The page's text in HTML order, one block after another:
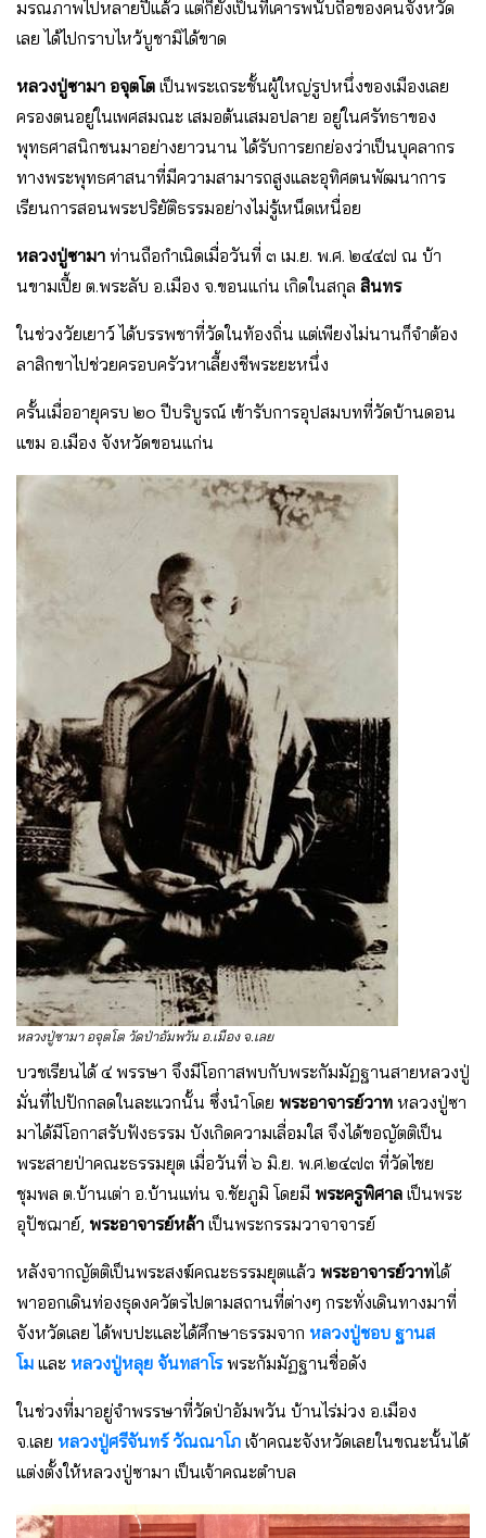
มรณภาพไปหลายปีแล้ว แต่ก็ยังเป็นที่เคารพนับถือของคนจังหวัด
เลย ได้ไปกราบไหว้บูชามิได้ขาด
หลวงปู่ซามา อจุตโต เป็นพระเถระชั้นผู้ใหญ่รูปหนึ่งของเมืองเลย
ครองตนอยู่ในเพศสมณะ เสมอต้นเสมอปลาย อยู่ในศรัทธาของ
พุทธศาสนิกชนมาอย่างยาวนาน ได้รับการยกย่องว่าเป็นบุคลากร
ทางพระพุทธศาสนาที่มีความสามารถสูงและอุทิศตนพัฒนาการ
เรียนการสอนพระปริยัติธรรมอย่างไม่รู้เหน็ดเหนื่อย
หลวงปู่ซามา ท่านถือกำเนิดเมื่อวันที่ ๓ เม.ย. พ.ศ. ๒๔๔๗ ณ บ้า
นขามเปี้ย ต.พระลับ อ.เมือง จ.ขอนแก่น เกิดในสกุล สินทร
ในช่วงวัยเยาว์ ได้บรรพชาที่วัดในท้องถิ่น แต่เพียงไม่นานก็จำต้อง
ลาสิกขาไปช่วยครอบครัวหาเลี้ยงชีพระยะหนึ่ง
ครั้นเมื่ออายุครบ ๒๐ ปีบริบูรณ์ เข้ารับการอุปสมบทที่วัดบ้านดอน
แขม อ.เมือง จังหวัดขอนแก่น
หลวงปู่ซามา อจุตโต วัดป่าอัมพวัน อ.เมือง จ.เลย
บวชเรียนได้ ๔ พรรษา จึงมีโอกาสพบกับพระกัมมัฏฐานสายหลวงปู่
มั่นที่ไปปักกลดในละแวกนั้น ซึ่งนำโดย พระอาจารย์วาท หลวงปู่ซา
มาได้มีโอกาสรับฟังธรรม บังเกิดความเลื่อมใส จึงได้ขอญัตติเป็น
พระสายป่าคณะธรรมยุต เมื่อวันที่ ๖ มิ.ย. พ.ศ.๒๔๗๓ ที่วัดไชย
ชุมพล ต.บ้านเต่า อ.บ้านแท่น จ.ชัยภูมิ โดยมี พระครูพิศาล เป็นพระ
อุปัชฌาย์, พระอาจารย์หล้า เป็นพระกรรมวาจาจารย์
หลังจากญัตติเป็นพระสงฆ์คณะธรรมยุตแล้ว พระอาจารย์วาทได้
พาออกเดินท่องธุดงควัตรไปตามสถานที่ต่างๆ กระทั่งเดินทางมาที่
จังหวัดเลย ได้พบปะและได้ศึกษาธรรมจาก หลวงปู่ชอบ ฐานส
โม และ หลวงปู่หลุย จันทสาโรพระกัมมัฏฐานชื่อดัง
ในช่วงที่มาอยู่จำพรรษาที่วัดป่าอัมพวัน บ้านไร่ม่วง อ.เมือง
จ.เลย หลวงปู่ศรีจันทร์ วัณณาโภ เจ้าคณะจังหวัดเลยในขณะนั้นได้
แต่งตั้งให้หลวงปู่ซามา เป็นเจ้าคณะตำบล